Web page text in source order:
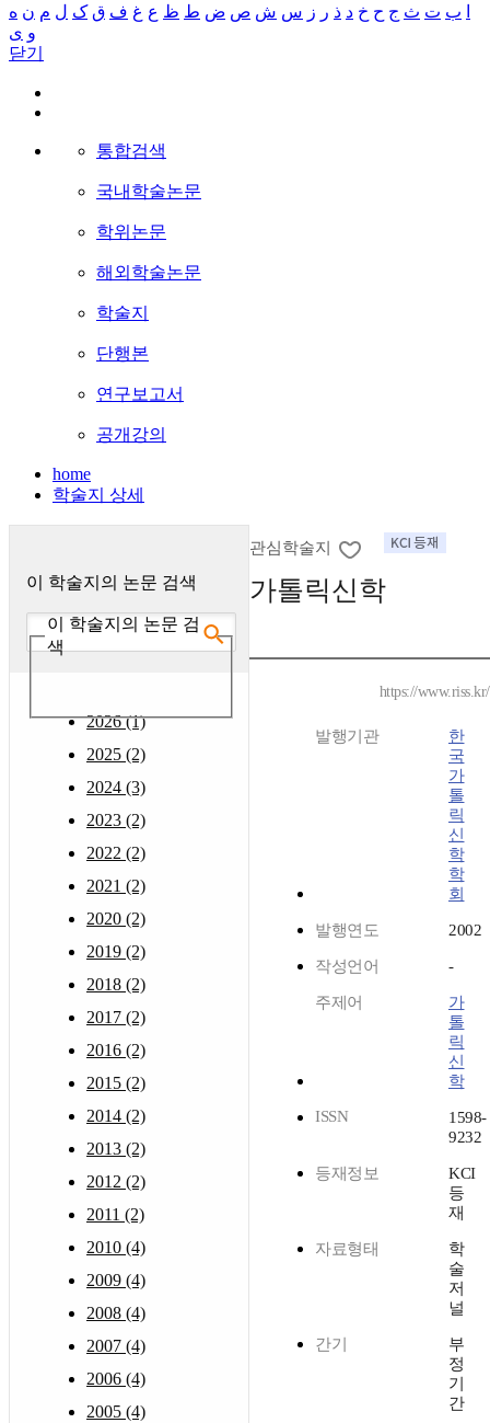
ب ت ث ج ح خ د ذ ر ز س ش ص ض ط ظ ع غ ف ق ک ل م ن ه
و ی
닫기
통합검색
국내학술논문
학위논문
해외학술논문
학술지
단행본
연구보고서
공개강의
home
학술지 상세
이 학술지의 논문 검색
이 학술지의 논문 검
색
2026 (1)
2025 (2)
2024 (3)
2023 (2)
2022 (2)
2021 (2)
2020 (2)
2019 (2)
2018 (2)
2017 (2)
2016 (2)
2015 (2)
2014 (2)
2013 (2)
2012 (2)
2011 (2)
2010 (4)
2009 (4)
2008 (4)
2007 (4)
2006 (4)
2005 (4)
관심학술지
가톨릭신학
https://
발행기관
한
국
가
톨
릭
신
학
학
회
발행연도 2002
작성언어 -
주제어
가
톨
릭
신
학
ISSN
1598-
9232
등재정보
KCI
등
재
자료형태
학
술
저
널
간기
부
정
기
간